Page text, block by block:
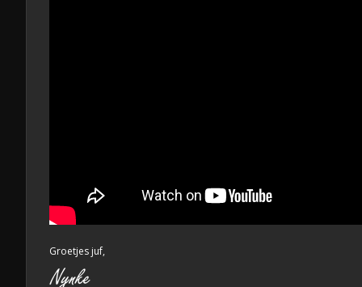
Groetjes juf,